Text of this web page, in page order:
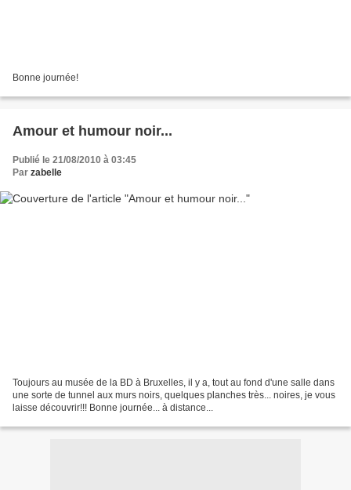
Bonne journée!
Amour et humour noir...
Publié le 21/08/2010 à 03:45
Par zabelle
Toujours au musée de la BD à Bruxelles, il y a, tout au fond d'une salle dans
une sorte de tunnel aux murs noirs, quelques planches très... noires, je vous
laisse découvrir!!! Bonne journée... à distance...